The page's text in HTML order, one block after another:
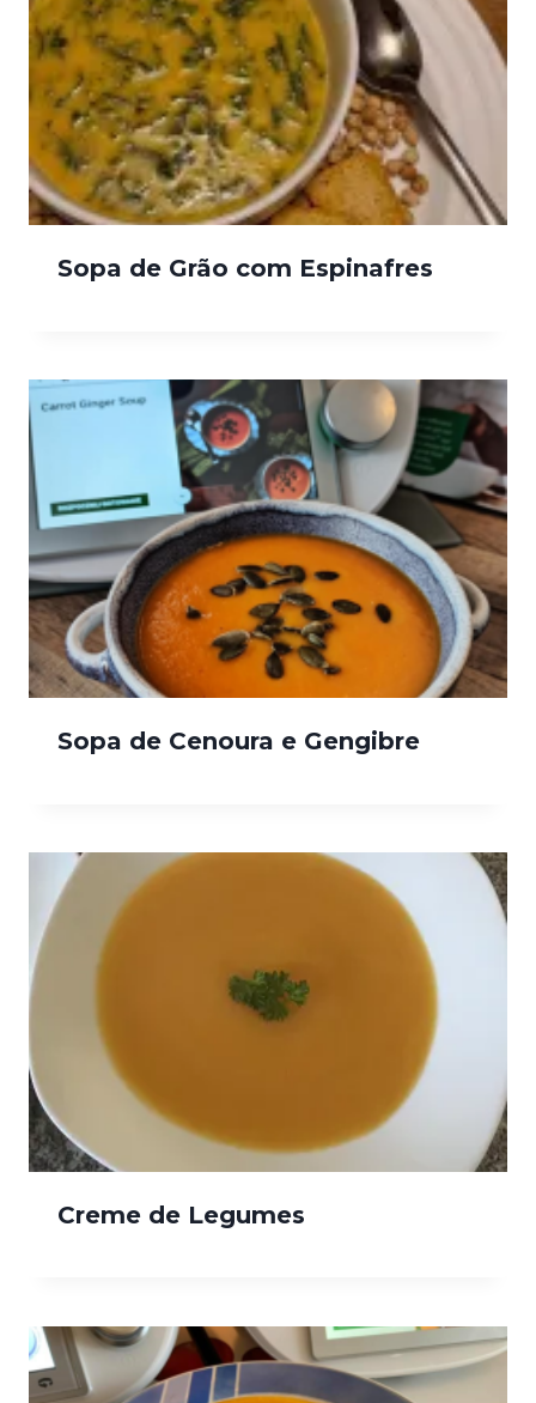
Sopa de Grão com Espinafres
Sopa de Cenoura e Gengibre
Creme de Legumes